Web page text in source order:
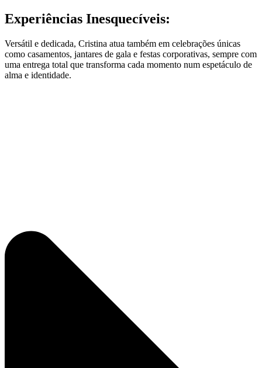
Experiências Inesquecíveis:
Versátil e dedicada, Cristina atua também em celebrações únicas
como casamentos, jantares de gala e festas corporativas, sempre com
uma entrega total que transforma cada momento num espetáculo de
alma e identidade.